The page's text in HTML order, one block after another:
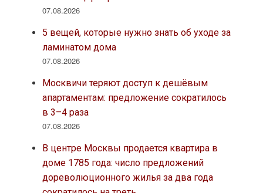
07.08.2026
5 вещей, которые нужно знать об уходе за
ламинатом дома
07.08.2026
Москвичи теряют доступ к дешёвым
апартаментам: предложение сократилось
в 3–4 раза
07.08.2026
В центре Москвы продается квартира в
доме 1785 года: число предложений
дореволюционного жилья за два года